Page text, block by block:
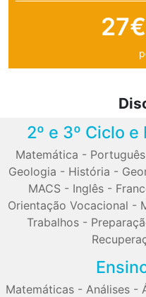
2º e 3º Ciclo
Matemática - Português
Geologia - História -
MACS - Inglês -
Orientação Vocacional -
Trabalhos -
Matemáticas - Análises -